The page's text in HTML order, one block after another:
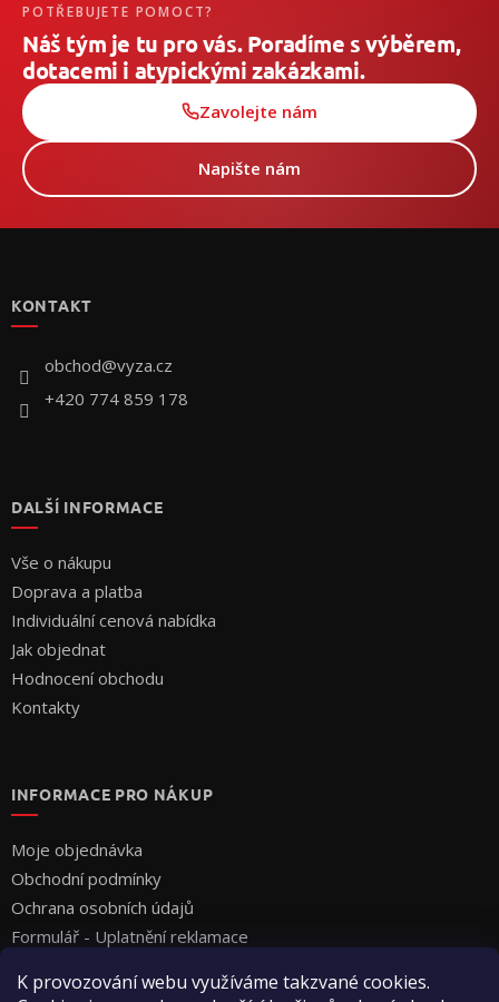
K provozování webu využíváme takzvané cookies.
POTŘEBUJETE POMOCT?
Náš tým je tu pro vás. Poradíme s výběrem,
dotacemi i atypickými zakázkami.
Zavolejte nám
Napište nám
KONTAKT
obchod@vyza.cz
+420 774 859 178
DALŠÍ INFORMACE
Vše o nákupu
Doprava a platba
Individuální cenová nabídka
Jak objednat
Hodnocení obchodu
Kontakty
INFORMACE PRO NÁKUP
Moje objednávka
Obchodní podmínky
Ochrana osobních údajů
Formulář - Uplatnění reklamace